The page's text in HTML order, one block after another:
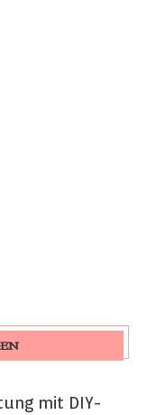
mit DIY-